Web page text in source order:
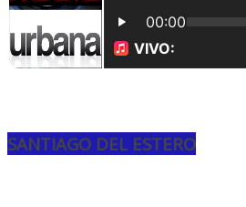
SANTIAGO DEL ESTERO